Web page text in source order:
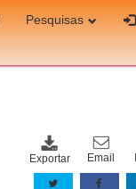
Pesquisas
Email
Exportar